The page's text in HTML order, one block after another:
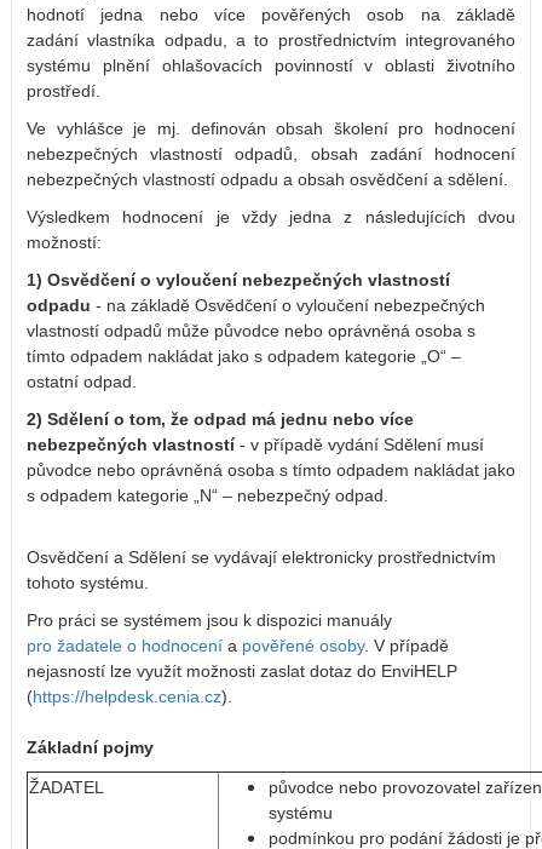
hodnotí jedna nebo více pověřených osob na základě
zadání vlastníka odpadu, a to prostřednictvím integrovaného
systému plnění ohlašovacích povinností v oblasti životního
prostředí.
Ve vyhlášce je mj. definován obsah školení pro hodnocení
nebezpečných vlastností odpadů, obsah zadání hodnocení
nebezpečných vlastností odpadu a obsah osvědčení a sdělení.
Výsledkem hodnocení je vždy jedna z následujících dvou
možností:
1) Osvědčení o vyloučení nebezpečných vlastností
odpadu - na základě Osvědčení o vyloučení nebezpečných
vlastností odpadů může původce nebo oprávněná osoba s
tímto odpadem nakládat jako s odpadem kategorie „O“ –
ostatní odpad.
2) Sdělení o tom, že odpad má jednu nebo více
nebezpečných vlastností- v případě vydání Sdělení musí
původce nebo oprávněná osoba s tímto odpadem nakládat jako
s odpadem kategorie „N“ – nebezpečný odpad.
Osvědčení a Sdělení se vydávají elektronicky prostřednictvím
tohoto systému.
Pro práci se systémem jsou k dispozici manuály
pro žadatele o hodnocení a pověřené osoby. V případě
nejasností lze využít možnosti zaslat dotaz do EnviHELP
(https://helpdesk.cenia.cz).
Základní pojmy
ŽADATEL
původce nebo provozovatel
systému
podmínkou pro podání žádosti je